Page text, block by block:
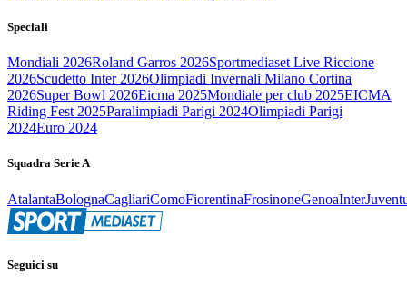
Speciali
Mondiali 2026Roland Garros 2026Sportmediaset Live Riccione
2026Scudetto Inter 2026Olimpiadi Invernali Milano Cortina
2026Super Bowl 2026Eicma 2025Mondiale per club 2025EICMA
Riding Fest 2025Paralimpiadi Parigi 2024Olimpiadi Parigi
2024Euro 2024
Squadra Serie A
AtalantaBolognaCagliariComoFiorentinaFrosinoneGenoaInter
Seguici su